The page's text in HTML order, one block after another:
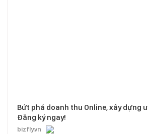
Bứt phá doanh thu Online, xây dựng
Đăng ký ngay!
bizfly.vn